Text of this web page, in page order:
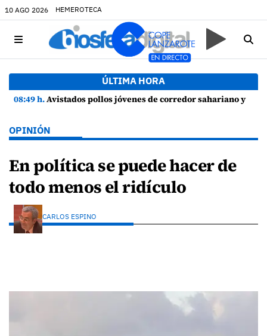
10 AGO 2026 HEMEROTECA
ÚLTIMA HORA
08:49 h.Avistados pollos jóvenes de corredor sahariano y episodios de cortejo de hubara cerca del rally de Lanzarote
OPINIÓN
En política se puede hacer de
todo menos el ridículo
CARLOS ESPINO